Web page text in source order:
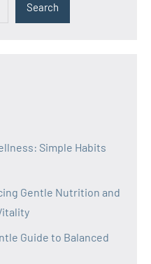
Search
Simple Habits
Gentle Nutrition and
Guide to Balanced